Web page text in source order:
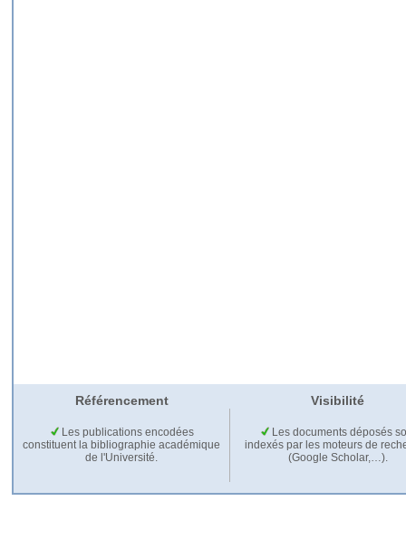
Référencement Visibilité
Les publications encodées
constituent la bibliographie académique
de l'Université.
Les documents déposés
indexés par les moteurs de
(Google Scholar,…).